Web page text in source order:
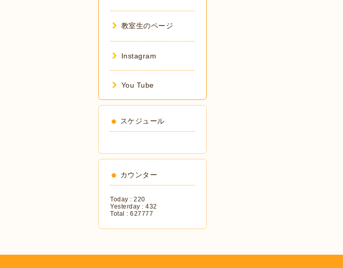
教室生のページ
Instagram
You Tube
スケジュール
カウンター
Today : 220
Yesterday : 432
Total : 627777